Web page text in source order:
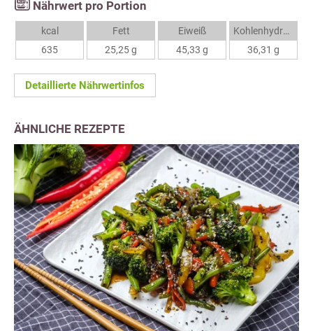
Nährwert pro Portion
kcal
635
Fett
25,25 g
Eiweiß
45,33 g
Kohlenhydrate
36,31 g
Detaillierte Nährwertinfos
ÄHNLICHE REZEPTE